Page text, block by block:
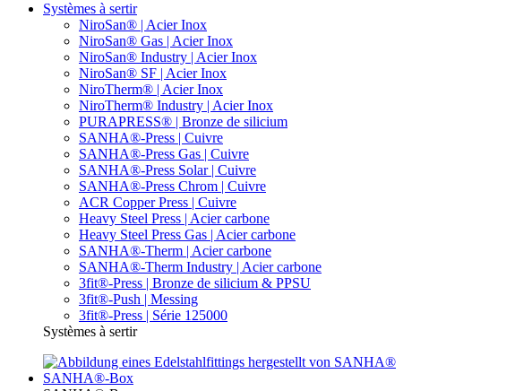
Systèmes à sertir
NiroSan® | Acier Inox
NiroSan® Gas | Acier Inox
NiroSan® Industry | Acier Inox
NiroSan® SF | Acier Inox
NiroTherm® | Acier Inox
NiroTherm® Industry | Acier Inox
PURAPRESS® | Bronze de silicium
SANHA®-Press | Cuivre
SANHA®-Press Gas | Cuivre
SANHA®-Press Solar | Cuivre
SANHA®-Press Chrom | Cuivre
ACR Copper Press | Cuivre
Heavy Steel Press | Acier carbone
Heavy Steel Press Gas | Acier carbone
SANHA®-Therm | Acier carbone
SANHA®-Therm Industry | Acier carbone
3fit®-Press | Bronze de silicium & PPSU
3fit®-Push | Messing
3fit®-Press | Série 125000
Systèmes à sertir
SANHA®-Box